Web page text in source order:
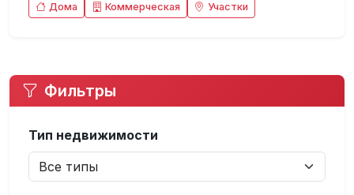
Дома
Коммерческая Участки
Фильтры
Тип недвижимости